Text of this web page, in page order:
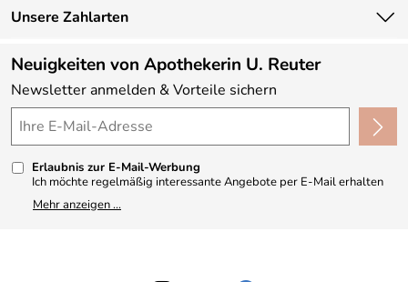
Lieferbedingungen
Kundenlogin
Unsere Bestseller
Neu
Angebote
Made in Germany
4,9/5*****
Unsere Zahlarten
Neuigkeiten von Apothekerin U. Reuter
Newsletter anmelden & Vorteile sichern
Erlaubnis zur E-Mail-Werbung
Ich möchte regelmäßig interessante Angebote per E-Mail erhalten
und ausserdem nach Erhalt meiner Bestellung an die Möglichkeit zur
Abgabe einer Produktbewertung erinnert werden. Meine
werden. Dabei ist nicht erkennbar, welche konkrete Person geklickt
Mehr anzeigen ...